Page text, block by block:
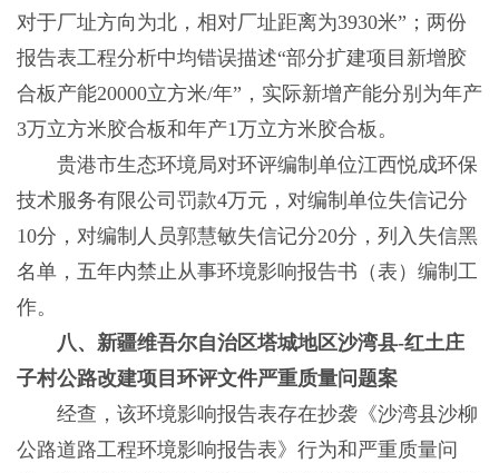
对于厂址方向为北，相对厂址距离为3930米”；两份
报告表工程分析中均错误描述“部分扩建项目新增胶
合板产能20000立方米/年”，实际新增产能分别为年产
3万立方米胶合板和年产1万立方米胶合板。
贵港市生态环境局对环评编制单位江西悦成环保
技术服务有限公司罚款4万元，对编制单位失信记分
10分，对编制人员郭慧敏失信记分20分，列入失信黑
名单，五年内禁止从事环境影响报告书（表）编制工
作。
八、新疆维吾尔自治区塔城地区沙湾县-红土庄
子村公路改建项目环评文件严重质量问题案
经查，该环境影响报告表存在抄袭《沙湾县沙柳
公路道路工程环境影响报告表》行为和严重质量问